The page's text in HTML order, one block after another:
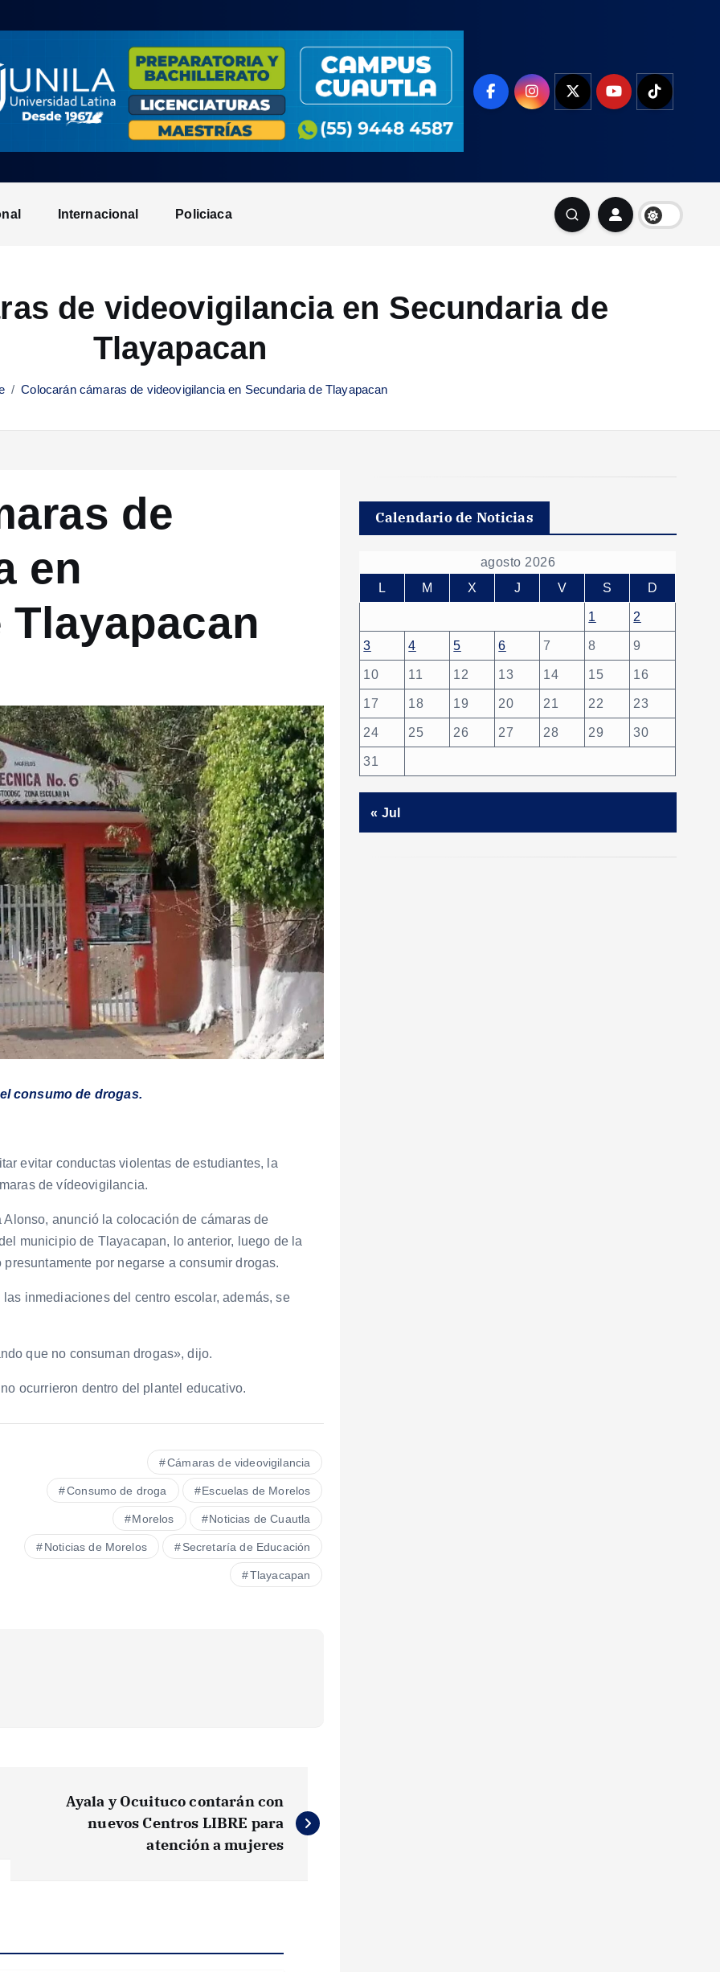
Internacional Policiaca
de videovigilancia en Secundaria de
Tlayapacan
Colocarán cámaras de videovigilancia en Secundaria de Tlayapacan
de
en
consumo de drogas.
evitar conductas violentas de estudiantes, la
de vídeovigilancia.
anunció la colocación de cámaras de
municipio de Tlayacapan, lo anterior, luego de la
por negarse a consumir drogas.
inmediaciones del centro escolar, además, se
que no consuman drogas», dijo.
ocurrieron dentro del plantel educativo.
Cámaras de videovigilancia
Consumo de droga Escuelas de Morelos
Morelos Noticias de Cuautla
Noticias de Morelos Secretaría de Educación
Tlayacapan
Ayala y Ocuituco contarán con
nuevos Centros LIBRE para
atención a mujeres
Calendario de Noticias
agosto 2026
L
M X J V S D
1 2
3 4 5 6 7 8 9
10 11 12 13 14 15 16
17 18 19 20 21 22 23
24 25 26 27 28 29 30
31
« Jul